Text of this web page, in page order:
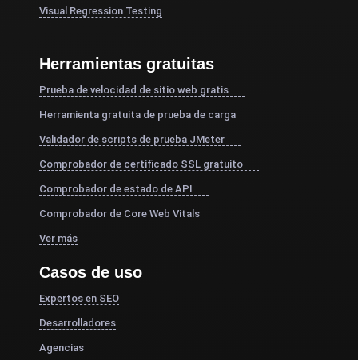
Visual Regression Testing
Herramientas gratuitas
Prueba de velocidad de sitio web gratis
Herramienta gratuita de prueba de carga
Validador de scripts de prueba JMeter
Comprobador de certificado SSL gratuito
Comprobador de estado de API
Comprobador de Core Web Vitals
Ver más
Casos de uso
Expertos en SEO
Desarrolladores
Agencias